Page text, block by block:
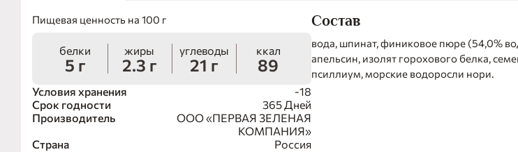
Пищевая ценность на 100 г
белки
5 г
жиры
2.3 г
углеводы
21 г
ккал
89
Условия хранения
-18
Срок годности
365 Дней
Производитель
ООО «ПЕРВАЯ ЗЕЛЕНАЯ
КОМПАНИЯ»
Страна
Россия
Состав
вода, шпинат, финиковое пюре (54,0%
апельсин, изолят горохового белка,
псиллиум, морские водоросли нори.